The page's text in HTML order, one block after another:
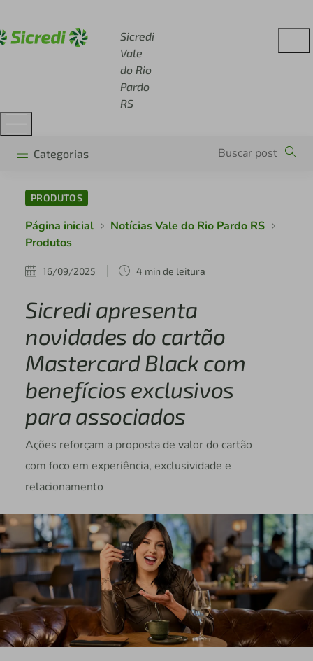
Sicredi
Vale
do Rio
Pardo
RS
Categorias
PRODUTOS
Página inicial
Notícias Vale do Rio Pardo RS
Produtos
16/09/2025 4 min de leitura
Sicredi apresenta
novidades do cartão
Mastercard Black com
benefícios exclusivos
para associados
Ações reforçam a proposta de valor do cartão
com foco em experiência, exclusividade e
relacionamento